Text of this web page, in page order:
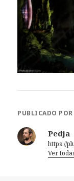
PUBLICADO POR
Pedja
https://
Ver